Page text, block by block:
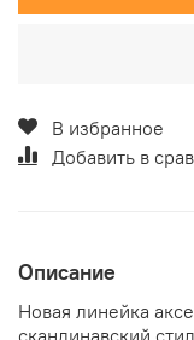
В избранное
Добавить в
Описание
Новая линейка